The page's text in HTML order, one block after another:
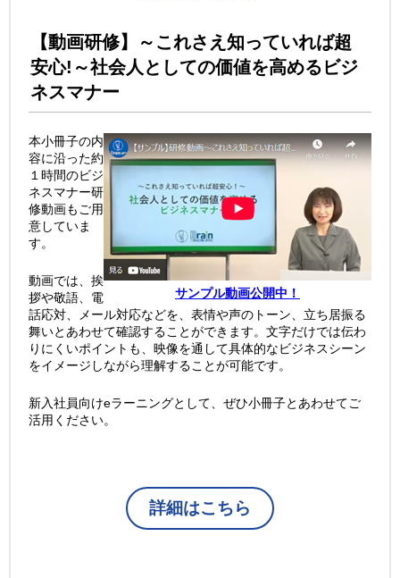
【動画研修】～これさえ知っていれば超
安心!～社会人としての価値を高めるビジ
ネスマナー
サンプル動画公開中！
本小冊子の内
容に沿った約
１時間のビジ
ネスマナー研
修動画もご用
意していま
す。
動画では、挨
拶や敬語、電
話応対、メール対応などを、表情や声のトーン、立ち居振る
舞いとあわせて確認することができます。文字だけでは伝わ
りにくいポイントも、映像を通して具体的なビジネスシーン
をイメージしながら理解することが可能です。
新入社員向けeラーニングとして、ぜひ小冊子とあわせてご
活用ください。
詳細はこちら